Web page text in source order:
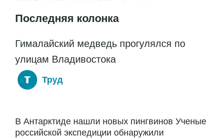
Последняя колонка
Гималайский медведь прогулялся по
улицам Владивостока
Труд
В Антарктиде нашли новых пингвинов Ученые
российской экспедиции обнаружили